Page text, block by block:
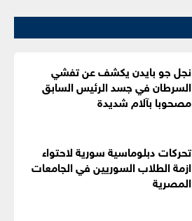
نجل جو بايدن يكشف عن تفشي
السرطان في جسد الرئيس السابق
مصحوبا بآلام شديدة
تحركات دبلوماسية سورية لاحتواء
ازمة الطلاب السوريين في الجامعات
المصرية